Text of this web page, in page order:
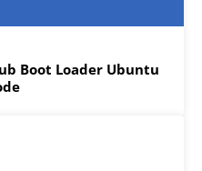
Boot Loader Ubuntu